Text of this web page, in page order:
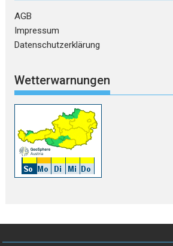
AGB
Impressum
Datenschutzerklärung
Wetterwarnungen